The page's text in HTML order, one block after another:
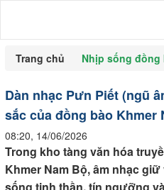
Trang chủ
Nhịp sống đồng
Dàn nhạc Pưn Piết (ngũ
sắc của đồng bào Khmer
08:20, 14/06/2026
Trong kho tàng văn hóa
Khmer Nam Bộ, âm nhạc